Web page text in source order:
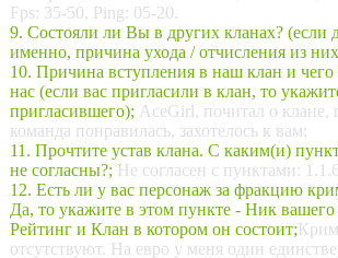
Fps: 35-50, Ping: 05-20.
9. Состояли ли Вы в других кланах? (если
именно, причина ухода / отчисления из
10. Причина вступления в наш клан и
нас (если вас пригласили в клан, то
пригласившего); AceGirl, почитал о клане,
команда понравилась, захотелось к вам;
11. Прочтите устав клана. С каким(и)
не согласны?; Не согласен с пунктами:
12. Есть ли у вас персонаж за фракцию
Да, то укажите в этом пункте - Ник
Рейтинг и Клан в котором он состоит;
отсутствуют. На евро у меня один